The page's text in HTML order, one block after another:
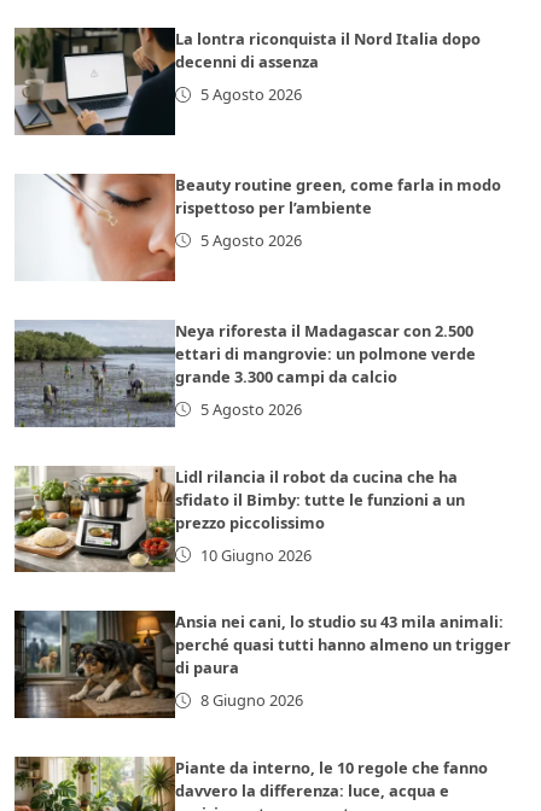
La lontra riconquista il Nord Italia dopo
decenni di assenza
5 Agosto 2026
Beauty routine green, come farla in modo
rispettoso per l’ambiente
5 Agosto 2026
Neya riforesta il Madagascar con 2.500
ettari di mangrovie: un polmone verde
grande 3.300 campi da calcio
5 Agosto 2026
Lidl rilancia il robot da cucina che ha
sfidato il Bimby: tutte le funzioni a un
prezzo piccolissimo
10 Giugno 2026
Ansia nei cani, lo studio su 43 mila animali:
perché quasi tutti hanno almeno un trigger
di paura
8 Giugno 2026
Piante da interno, le 10 regole che fanno
davvero la differenza: luce, acqua e